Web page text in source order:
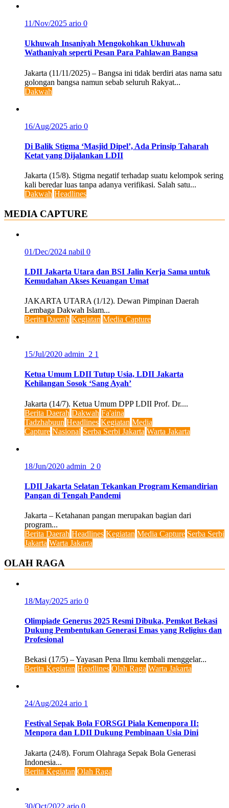
11/Nov/2025 ario 0
Ukhuwah Insaniyah Mengokohkan Ukhuwah
Wathaniyah seperti Pesan Para Pahlawan Bangsa
Jakarta (11/11/2025) – Bangsa ini tidak berdiri atas nama satu
golongan bangsa namun sebab seluruh Rakyat...
Dakwah
16/Aug/2025 ario 0
Di Balik Stigma ‘Masjid Dipel’, Ada Prinsip Taharah
Ketat yang Dijalankan LDII
Jakarta (15/8). Stigma negatif terhadap suatu kelompok sering
kali beredar luas tanpa adanya verifikasi. Salah satu...
Dakwah Headlines
MEDIA CAPTURE
01/Dec/2024 nabil 0
LDII Jakarta Utara dan BSI Jalin Kerja Sama untuk
Kemudahan Akses Keuangan Umat
JAKARTA UTARA (1/12). Dewan Pimpinan Daerah
Lembaga Dakwah Islam...
Berita Daerah Kegiatan Media Capture
15/Jul/2020 admin_2 1
Ketua Umum LDII Tutup Usia, LDII Jakarta
Kehilangan Sosok ‘Sang Ayah’
Jakarta (14/7). Ketua Umum DPP LDII Prof. Dr....
Berita Daerah Dakwah Fa'aina
Tadzhabuun Headlines Kegiatan Media
Capture Nasional Serba Serbi Jakarta Warta Jakarta
18/Jun/2020 admin_2 0
LDII Jakarta Selatan Tekankan Program Kemandirian
Pangan di Tengah Pandemi
Jakarta – Ketahanan pangan merupakan bagian dari
program...
Berita Daerah Headlines Kegiatan Media Capture Serba Serbi
Jakarta Warta Jakarta
OLAH RAGA
18/May/2025 ario 0
Olimpiade Generus 2025 Resmi Dibuka, Pemkot Bekasi
Dukung Pembentukan Generasi Emas yang Religius dan
Profesional
Bekasi (17/5) – Yayasan Pena Ilmu kembali menggelar...
Berita Kegiatan Headlines Olah Raga Warta Jakarta
24/Aug/2024 ario 1
Festival Sepak Bola FORSGI Piala Kemenpora II:
Menpora dan LDII Dukung Pembinaan Usia Dini
Jakarta (24/8). Forum Olahraga Sepak Bola Generasi
Indonesia...
Berita Kegiatan Olah Raga
30/Oct/2022 ario 0